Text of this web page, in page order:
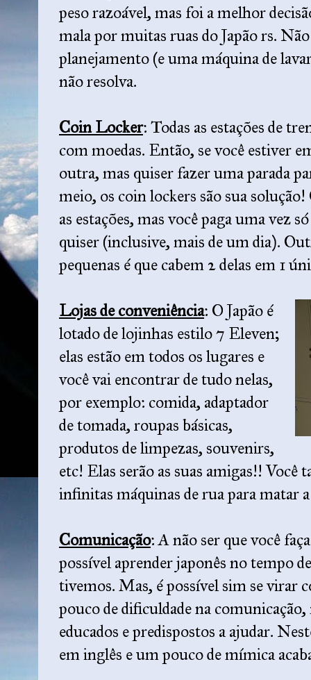
peso razoável, mas foi a melhor
mala por muitas ruas do Japão rs.
planejamento (e uma máquina de
não resolva.
Coin Locker: Todas as estações de
com moedas. Então, se você estiver
outra, mas quiser fazer uma parada
meio, os coin lockers são sua
as estações, mas você paga uma vez
quiser (inclusive, mais de um dia).
pequenas é que cabem 2 delas em 1
Lojas de conveniência: O Japão é
lotado de lojinhas estilo 7 Eleven;
elas estão em todos os lugares e
você vai encontrar de tudo nelas,
por exemplo: comida, adaptador
de tomada, roupas básicas,
produtos de limpezas, souvenirs,
etc! Elas serão as suas amigas!! Você
infinitas máquinas de rua para matar
Comunicação: A não ser que você
possível aprender japonês no tempo
tivemos. Mas, é possível sim se virar
pouco de dificuldade na
educados e predispostos a ajudar.
em inglês e um pouco de mímica